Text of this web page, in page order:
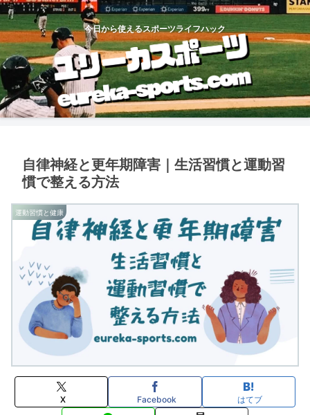
今日から使えるスポーツライフハック
自律神経と更年期障害｜生活習慣と運動習
慣で整える方法
運動習慣と健康
X Facebook はてブ